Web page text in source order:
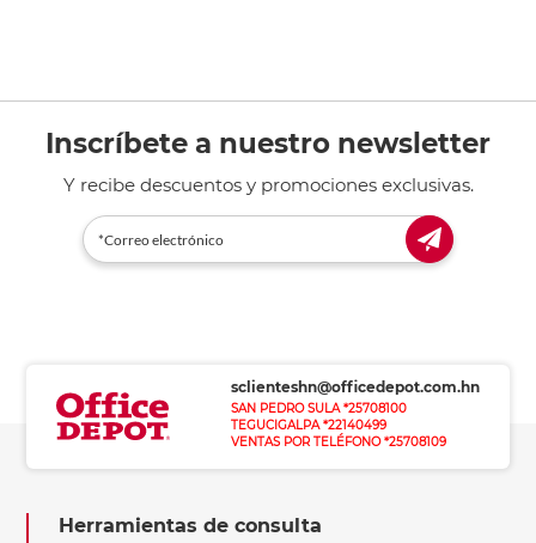
Inscríbete a nuestro newsletter
Y recibe descuentos y promociones exclusivas.
sclienteshn@officedepot.com.hn
SAN PEDRO SULA *25708100
TEGUCIGALPA *22140499
VENTAS POR TELÉFONO *25708109
Herramientas de consulta